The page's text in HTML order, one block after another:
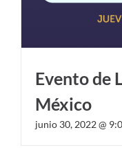
Evento de
México
junio 30, 2022 @